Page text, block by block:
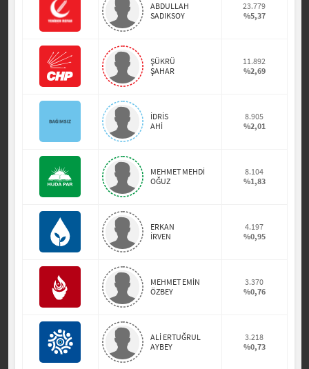
ABDULLAH
SADIKSOY
23.779
%5,37
ŞÜKRÜ
ŞAHAR
11.892
%2,69
İDRİS
AHİ
8.905
%2,01
MEHMET MEHDİ
OĞUZ
8.104
%1,83
ERKAN
İRVEN
4.197
%0,95
MEHMET EMİN
ÖZBEY
3.370
%0,76
ALİ ERTUĞRUL
AYBEY
3.218
%0,73